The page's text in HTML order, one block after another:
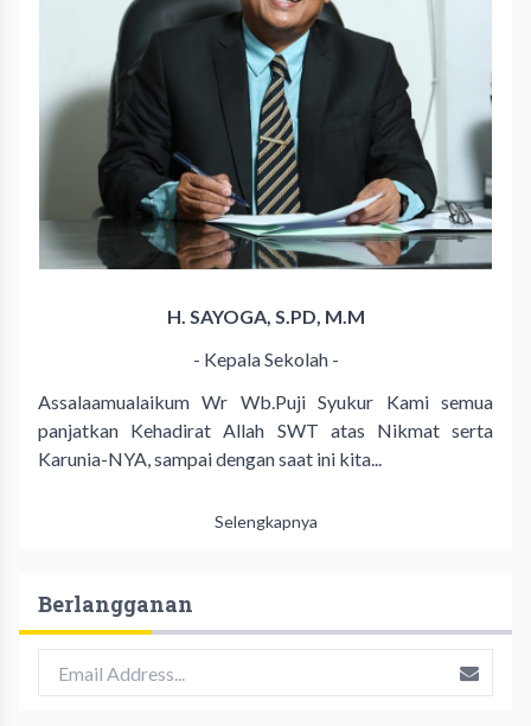
H. SAYOGA, S.PD, M.M
- Kepala Sekolah -
Assalaamualaikum Wr Wb.Puji Syukur Kami semua
panjatkan Kehadirat Allah SWT atas Nikmat serta
Karunia-NYA, sampai dengan saat ini kita...
Selengkapnya
Berlangganan